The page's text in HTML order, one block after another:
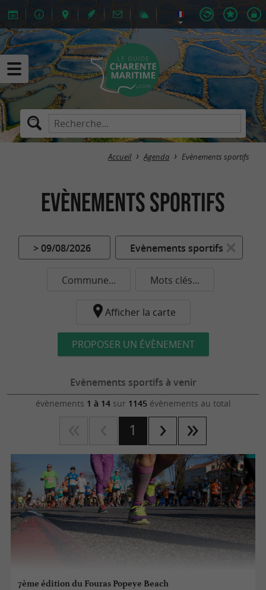
Accueil Agenda Evènements sportifs
Evènements sportifs
> 09/08/2026 Evènements sportifs
Commune... Mots clés...
Afficher la carte
PROPOSER UN ÉVÈNEMENT
Evènements sportifs à venir
évènements 1 à 14sur 1145 évènements au total
1
7ème édition du Fouras Popeye Beach